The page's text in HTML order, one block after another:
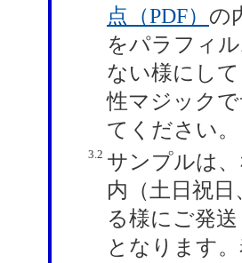
点（PDF） の
をパラフィ
ない様にし
性マジック
てください。
3.2 サンプルは
内（土日祝
る様にご発
となります